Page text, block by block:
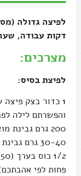
דקות עבודה,
מצרכים:
לפיצת בסיס:
1 כדור בצק
והפשרתם לילה
200 גרם גבינת מוצרלה מגוררת
30-40 גרם גבינת פרמזן או גראנה פדאנו מגוררת
פחות לפי